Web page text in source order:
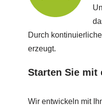
Durch
erzeugt.
Starten Sie mit
Wir entwickeln mit